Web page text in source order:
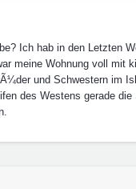
Ich hab in den Letzten
meine Wohnung voll mit
und Schwestern im
des Westens gerade